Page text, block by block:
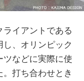
イアントである
、オリンピック
ツなどに実際に使
打ち合わせとき